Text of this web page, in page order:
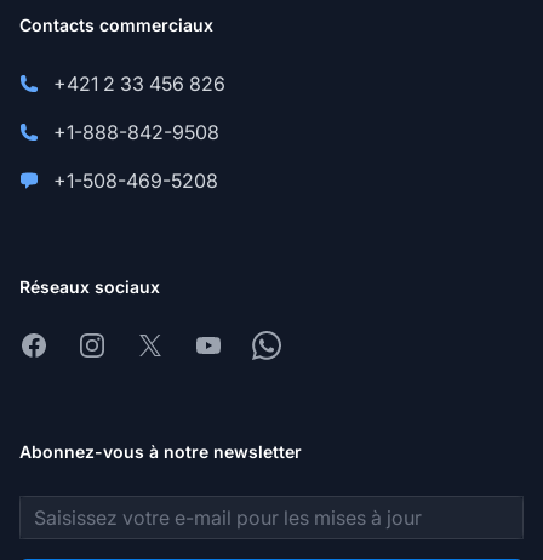
Contacts commerciaux
+421 2 33 456 826
+1-888-842-9508
+1-508-469-5208
Réseaux sociaux
FacebookInstagram
X YoutubeWhatsapp
Abonnez-vous à notre newsletter
Adresse e-mail